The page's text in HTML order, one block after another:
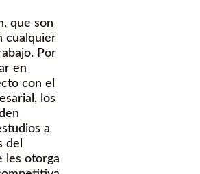
que son
cualquier
Por
en
con el
los
a
del
les otorga